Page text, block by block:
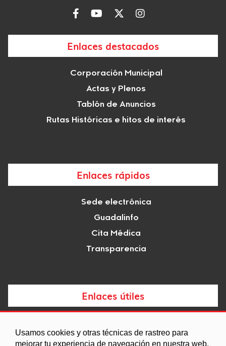
Usamos cookies y otras técnicas de rastreo para
mejorar tu experiencia de navegación en nuestra web,
Enlaces destacados
Corporación Municipal
Actas y Plenos
Tablón de Anuncios
Rutas Históricas e hitos de interés
Enlaces rápidos
Sede electrónica
Guadalinfo
Cita Médica
Transparencia
Enlaces útiles
Agenda